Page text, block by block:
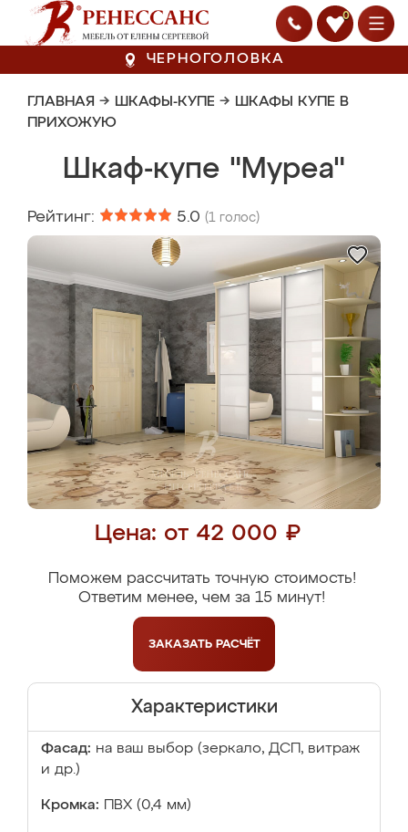
0
ЧЕРНОГОЛОВКА
ГЛАВНАЯ → ШКАФЫ-КУПЕ → ШКАФЫ КУПЕ В
ПРИХОЖУЮ
Шкаф-купе "Муреа"
Рейтинг: 5.0 (1 голос)
Цена: от 42 000 ₽
Поможем рассчитать точную стоимость!
Ответим менее, чем за 15 минут!
ЗАКАЗАТЬ РАСЧЁТ
Характеристики
Фасад: на ваш выбор (зеркало, ДСП, витраж
и др.)
Кромка: ПВХ (0,4 мм)